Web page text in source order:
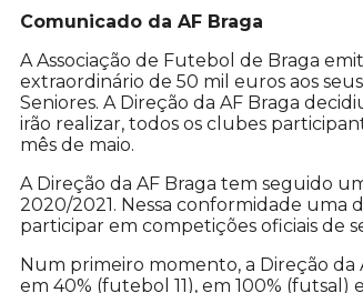
Comunicado da AF Braga
A Associação de Futebol de Braga
extraordinário de 50 mil euros aos
Seniores. A Direção da AF Braga
irão realizar, todos os clubes
mês de maio.
A Direção da AF Braga tem seguido
2020/2021. Nessa conformidade uma
participar em competições oficiais de
Num primeiro momento, a Direção da
em 40% (futebol 11), em 100%